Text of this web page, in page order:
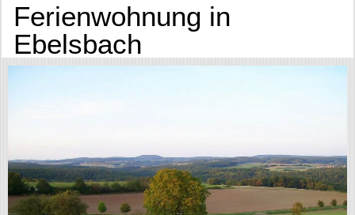
Ferienwohnung in
Ebelsbach